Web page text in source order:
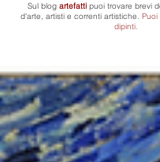
Sul blog artefattipuoi trovare brevi
d'arte, artisti e correnti artistiche. Puoi
dipinti.